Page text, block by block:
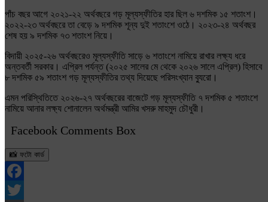
পাঁচ বছর আগে ২০২১-২২ অর্থবছরে গড় মূল্যস্ফীতির হার ছিল ৬ দশমিক ১৫ শতাংশ।
২০২২-২৩ অর্থবছরে তা বেড়ে ৯ দশমিক শূন্য দুই শতাংশে ওঠে। ২০২৩-২৪ অর্থবছর
শেষ হয় ৯ দশমিক ৭৩ শতাংশ নিয়ে।
বিদায়ী ২০২৫-২৬ অর্থবছরেও মূল্যস্ফীতি সাড়ে ৬ শতাংশে নামিয়ে রাখার লক্ষ্য ধরে
অন্তবর্তী সরকার। এপ্রিল পর্যন্ত (২০২৫ সালের মে থেকে ২০২৬ সালে এপ্রিল) হিসাবে
৮ দশমিক ৫৯ শতাংশ গড় মূল্যস্ফীতির তথ্য দিয়েছে পরিসংখ্যান ব্যুরো।
এমন পরিস্থিতিতে ২০২৬-২৭ অর্থবছরের বাজেটে গড় মূল্যস্ফীতি ৭ দশমিক ৫ শতাংশে
নামিয়ে আনার লক্ষ্য শোনালেন অর্থমন্ত্রী আমির খসরু মাহমুদ চৌধুরী।
Facebook Comments Box
📸 ফটো কার্ড
Facebook